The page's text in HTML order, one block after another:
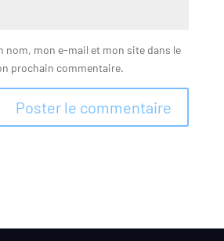
nom, mon e-mail et mon site dans le
prochain commentaire.